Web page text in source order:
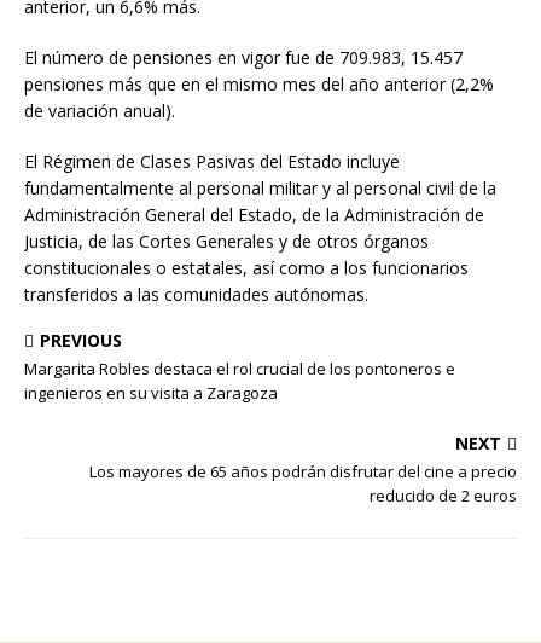
anterior, un 6,6% más.
El número de pensiones en vigor fue de 709.983, 15.457
pensiones más que en el mismo mes del año anterior (2,2%
de variación anual).
El Régimen de Clases Pasivas del Estado incluye
fundamentalmente al personal militar y al personal civil de la
Administración General del Estado, de la Administración de
Justicia, de las Cortes Generales y de otros órganos
constitucionales o estatales, así como a los funcionarios
transferidos a las comunidades autónomas.
PREVIOUS
Margarita Robles destaca el rol crucial de los pontoneros e
ingenieros en su visita a Zaragoza
NEXT
Los mayores de 65 años podrán disfrutar del cine a precio
reducido de 2 euros